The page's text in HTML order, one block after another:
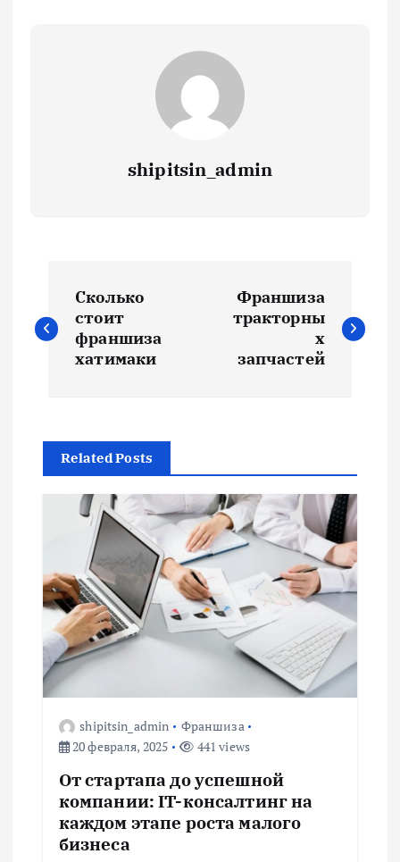
shipitsin_admin
а
г
а
и
я
п
Сколько
стоит
франшиза
хатимаки
Франшиза
тракторны
х
запчастей
Related Posts
shipitsin_admin
Франшиза
20 февраля, 2025
441 views
От стартапа до успешной
компании: IT-консалтинг на
каждом этапе роста малого
бизнеса